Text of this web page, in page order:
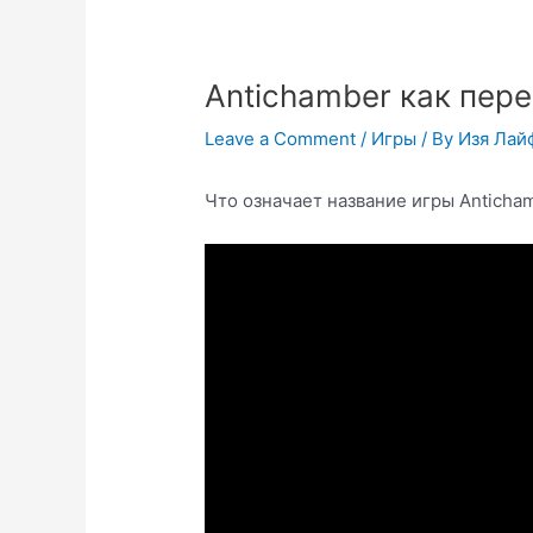
Antichamber как
Leave a Comment / Игры / By Изя
Что означает название игры